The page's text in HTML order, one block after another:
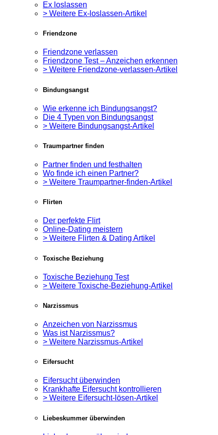
Ex loslassen
> Weitere Ex-loslassen-Artikel
Friendzone
Friendzone verlassen
Friendzone Test – Anzeichen erkennen
> Weitere Friendzone-verlassen-Artikel
Bindungsangst
Wie erkenne ich Bindungsangst?
Die 4 Typen von Bindungsangst
> Weitere Bindungsangst-Artikel
Traumpartner finden
Partner finden und festhalten
Wo finde ich einen Partner?
> Weitere Traumpartner-finden-Artikel
Flirten
Der perfekte Flirt
Online-Dating meistern
> Weitere Flirten & Dating Artikel
Toxische Beziehung
Toxische Beziehung Test
> Weitere Toxische-Beziehung-Artikel
Narzissmus
Anzeichen von Narzissmus
Was ist Narzissmus?
> Weitere Narzissmus-Artikel
Eifersucht
Eifersucht überwinden
Krankhafte Eifersucht kontrollieren
> Weitere Eifersucht-lösen-Artikel
Liebeskummer überwinden